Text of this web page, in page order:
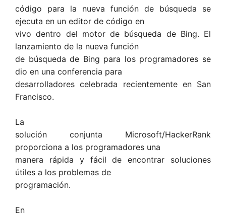
código para la nueva función de búsqueda se
ejecuta en un editor de código en
vivo dentro del motor de búsqueda de Bing. El
lanzamiento de la nueva función
de búsqueda de Bing para los programadores se
dio en una conferencia para
desarrolladores celebrada recientemente en San
Francisco.
La
solución conjunta Microsoft/HackerRank
proporciona a los programadores una
manera rápida y fácil de encontrar soluciones
útiles a los problemas de
programación.
En